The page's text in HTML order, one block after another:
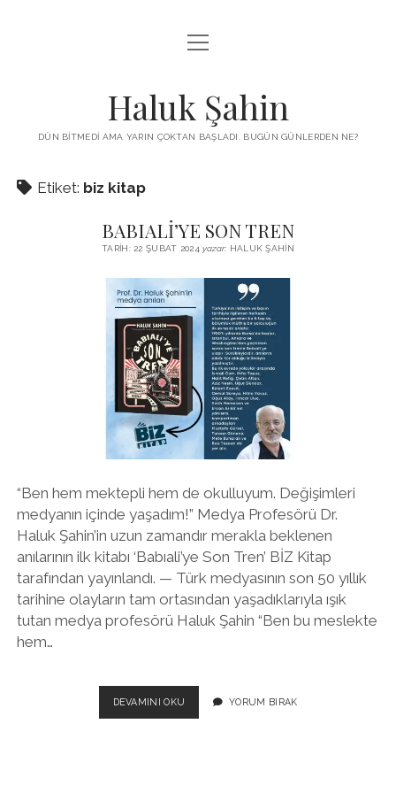
KUTUP YILDIZI
MENDIREK YAZILARI
İYI YAŞAM VE MUTLULUK ÜZERINE
GÜZEL MAVRELLA
BIZ KIMIZ?
MED 532 SPRING ‘25
YAZMADAN EDEMEDIM
HABERLER / NEWS
twitterfacebook
instagram
menüyü
aç
Haluk Şahin
DÜN BITMEDI AMA YARIN ÇOKTAN BAŞLADI. BUGÜN GÜNLERDEN NE?
Etiket: biz kitap
BABIALİ’YE SON TREN
TARIH: 22 ŞUBAT 2024yazar: HALUK ŞAHIN
“Ben hem mektepli hem de okulluyum. Değişimleri
medyanın içinde yaşadım!” Medya Profesörü Dr.
Haluk Şahin’in uzun zamandır merakla beklenen
anılarının ilk kitabı ‘Babıali’ye Son Tren’ BİZ Kitap
tarafından yayınlandı. — Türk medyasının son 50 yıllık
tarihine olayların tam ortasından yaşadıklarıyla ışık
tutan medya profesörü Haluk Şahin “Ben bu meslekte
hem…
DEVAMINI OKU BABIALİ’YE
SON
YORUM BIRAK